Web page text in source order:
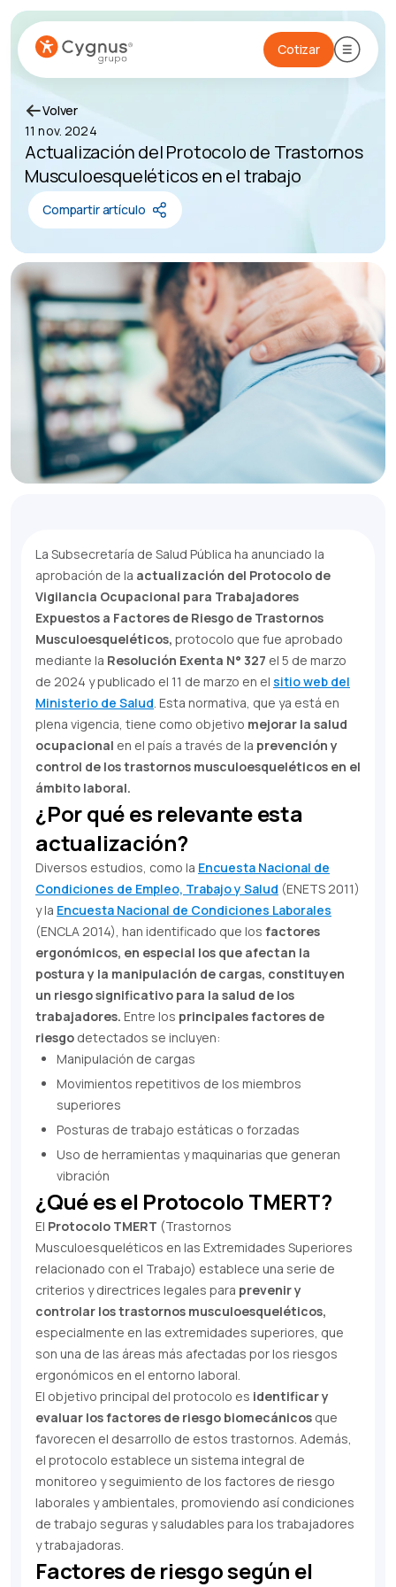
Cotizar
Volver
11 nov. 2024
Actualización del Protocolo de Trastornos
Musculoesqueléticos en el trabajo
Compartir artículo
La Subsecretaría de Salud Pública ha anunciado la
aprobación de la actualización del Protocolo de
Vigilancia Ocupacional para Trabajadores
Expuestos a Factores de Riesgo de Trastornos
Musculoesqueléticos, protocolo que fue aprobado
mediante la Resolución Exenta N° 327 el 5 de marzo
de 2024 y publicado el 11 de marzo en el sitio web del
Ministerio de Salud. Esta normativa, que ya está en
plena vigencia, tiene como objetivo mejorar la salud
ocupacional en el país a través de la prevención y
control de los trastornos musculoesqueléticos en el
ámbito laboral.
¿Por qué es relevante esta
actualización?
Diversos estudios, como la Encuesta Nacional de
Condiciones de Empleo, Trabajo y Salud (ENETS 2011)
y la Encuesta Nacional de Condiciones Laborales
(ENCLA 2014), han identificado que los factores
ergonómicos, en especial los que afectan la
postura y la manipulación de cargas, constituyen
un riesgo significativo para la salud de los
trabajadores. Entre los principales factores de
riesgo detectados se incluyen:
Manipulación de cargas
Movimientos repetitivos de los miembros
superiores
Posturas de trabajo estáticas o forzadas
Uso de herramientas y maquinarias que generan
vibración
¿Qué es el Protocolo TMERT?
El Protocolo TMERT (Trastornos
Musculoesqueléticos en las Extremidades Superiores
relacionado con el Trabajo) establece una serie de
criterios y directrices legales para prevenir y
controlar los trastornos musculoesqueléticos,
especialmente en las extremidades superiores, que
son una de las áreas más afectadas por los riesgos
ergonómicos en el entorno laboral.
El objetivo principal del protocolo es identificar y
evaluar los factores de riesgo biomecánicos que
favorecen el desarrollo de estos trastornos. Además,
el protocolo establece un sistema integral de
monitoreo y seguimiento de los factores de riesgo
laborales y ambientales, promoviendo así condiciones
de trabajo seguras y saludables para los trabajadores
y trabajadoras.
Factores de riesgo según el